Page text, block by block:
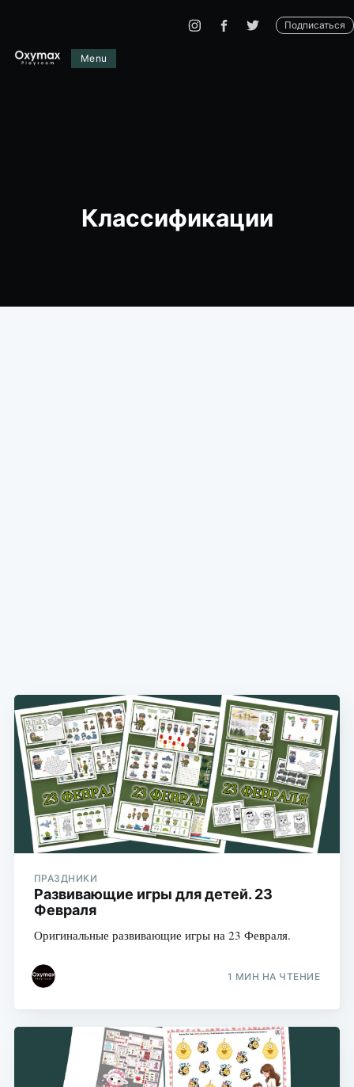
Подписаться
Menu
Классификации
ПРАЗДНИКИ
Развивающие игры для детей. 23
Февраля
Оригинальные развивающие игры на 23 Февраля.
1 МИН НА ЧТЕНИЕ